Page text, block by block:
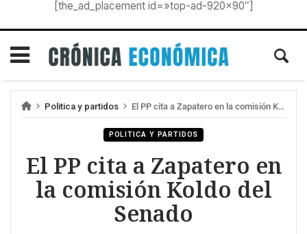
[the_ad_placement id=»top-ad-920×90″]
Politica y partidos El PP cita a Zapatero en la comisión Koldo del Senado
POLITICA Y PARTIDOS
El PP cita a Zapatero en
la comisión Koldo del
Senado